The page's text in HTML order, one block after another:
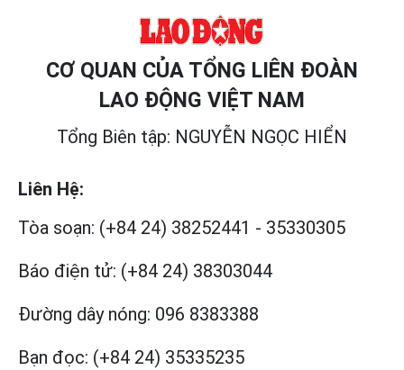
CƠ QUAN CỦA TỔNG LIÊN ĐOÀN
LAO ĐỘNG VIỆT NAM
Tổng Biên tập: NGUYỄN NGỌC HIỂN
Liên Hệ:
Tòa soạn: (+84 24) 38252441 - 35330305
Báo điện tử: (+84 24) 38303044
Đường dây nóng: 096 8383388
Bạn đọc: (+84 24) 35335235